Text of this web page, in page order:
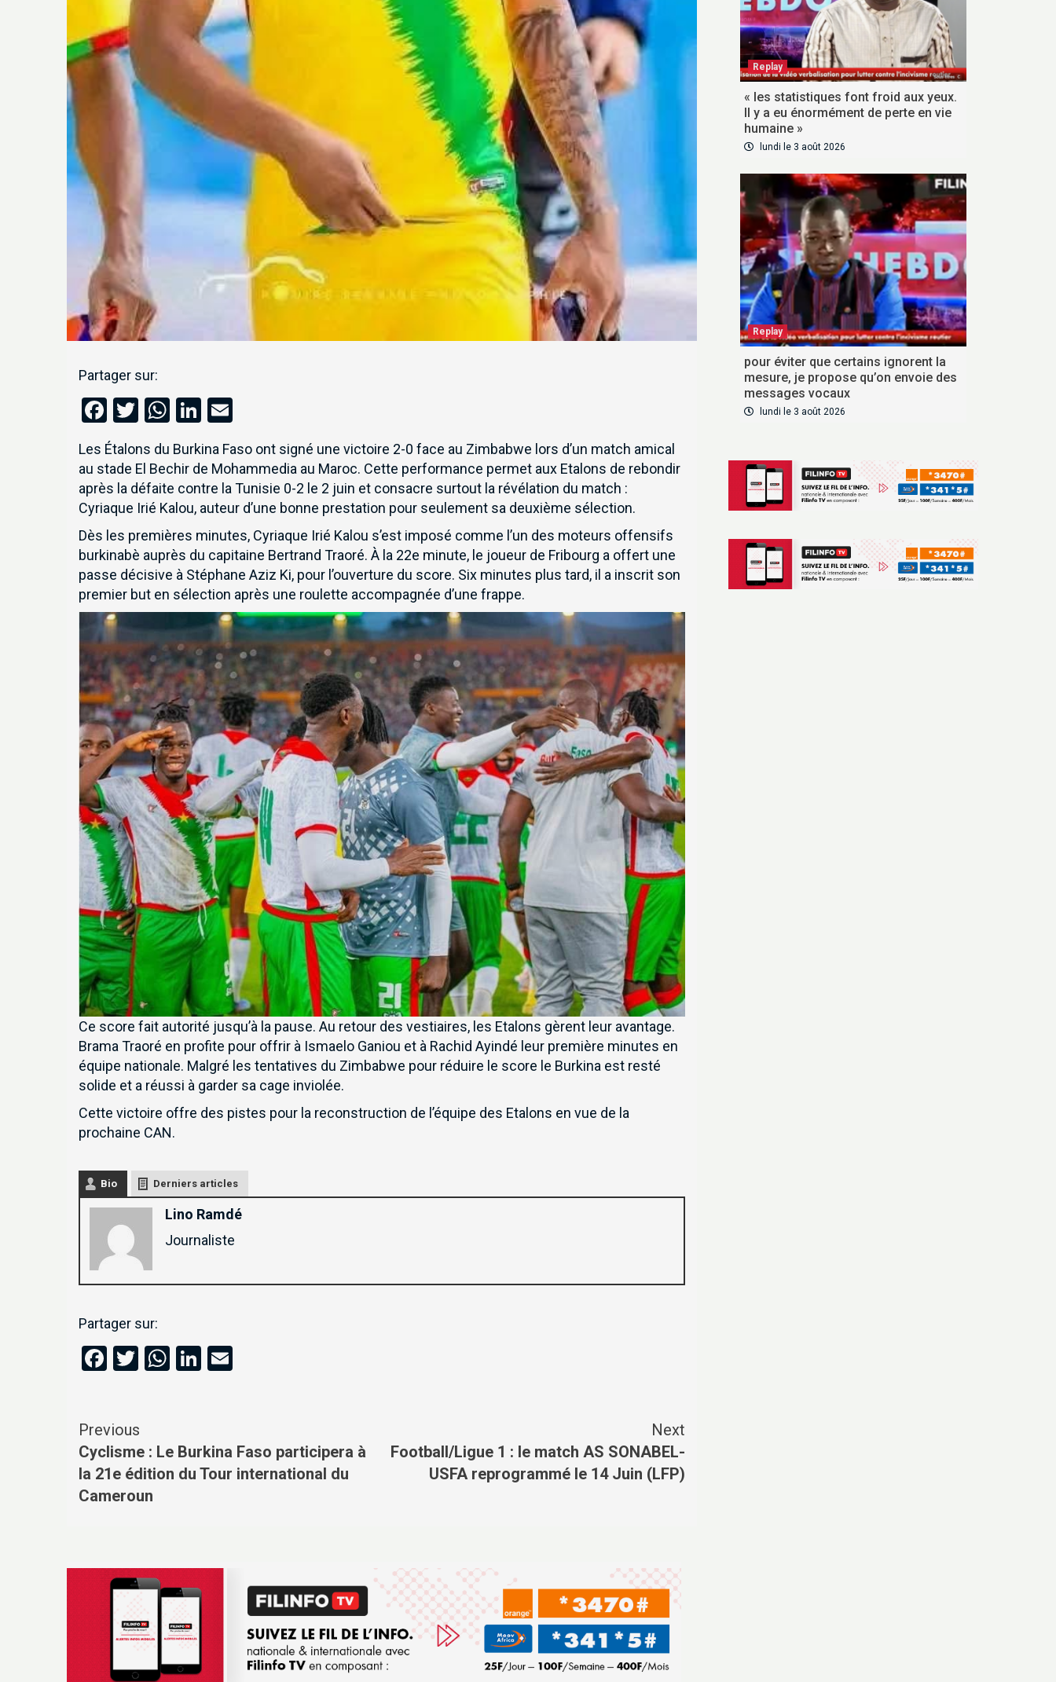
Partager sur:
Facebook
TwitterWhatsApp
LinkedIn
Les Étalons du Burkina Faso ont signé une victoire 2-0 face au Zimbabwe lors d’un match amical
au stade El Bechir de Mohammedia au Maroc. Cette performance permet aux Etalons de rebondir
après la défaite contre la Tunisie 0-2 le 2 juin et consacre surtout la révélation du match :
Cyriaque Irié Kalou, auteur d’une bonne prestation pour seulement sa deuxième sélection.
Dès les premières minutes, Cyriaque Irié Kalou s’est imposé comme l’un des moteurs offensifs
burkinabè auprès du capitaine Bertrand Traoré. À la 22e minute, le joueur de Fribourg a offert une
passe décisive à Stéphane Aziz Ki, pour l’ouverture du score. Six minutes plus tard, il a inscrit son
premier but en sélection après une roulette accompagnée d’une frappe.
Ce score fait autorité jusqu’à la pause. Au retour des vestiaires, les Etalons gèrent leur avantage.
Brama Traoré en profite pour offrir à Ismaelo Ganiou et à Rachid Ayindé leur première minutes en
équipe nationale. Malgré les tentatives du Zimbabwe pour réduire le score le Burkina est resté
solide et a réussi à garder sa cage inviolée.
Cette victoire offre des pistes pour la reconstruction de l’équipe des Etalons en vue de la
prochaine CAN.
Bio Derniers articles
Lino Ramdé
Journaliste
Partager sur:
Facebook
Twitter
WhatsApp
LinkedIn
Email
Previous
Cyclisme : Le Burkina Faso participera à
la 21e édition du Tour international du
Cameroun
Next
Football/Ligue 1 : le match AS SONABEL-
USFA reprogrammé le 14 Juin (LFP)
Replay
« les statistiques font froid aux yeux.
Il y a eu énormément de perte en vie
humaine »
lundi le 3 août 2026
Replay
pour éviter que certains ignorent la
mesure, je propose qu’on envoie des
messages vocaux
lundi le 3 août 2026
Inscrivez-vous à notre newsletter pour recevoir en premier nos informations exclusives